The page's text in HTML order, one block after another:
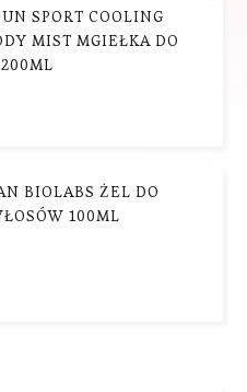
SPORT COOLING
MIST MGIEŁKA DO
BIOLABS ŻEL DO
100ML